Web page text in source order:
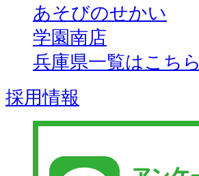
あそびのせかい
学園南店
兵庫県一覧はこちら
採用情報